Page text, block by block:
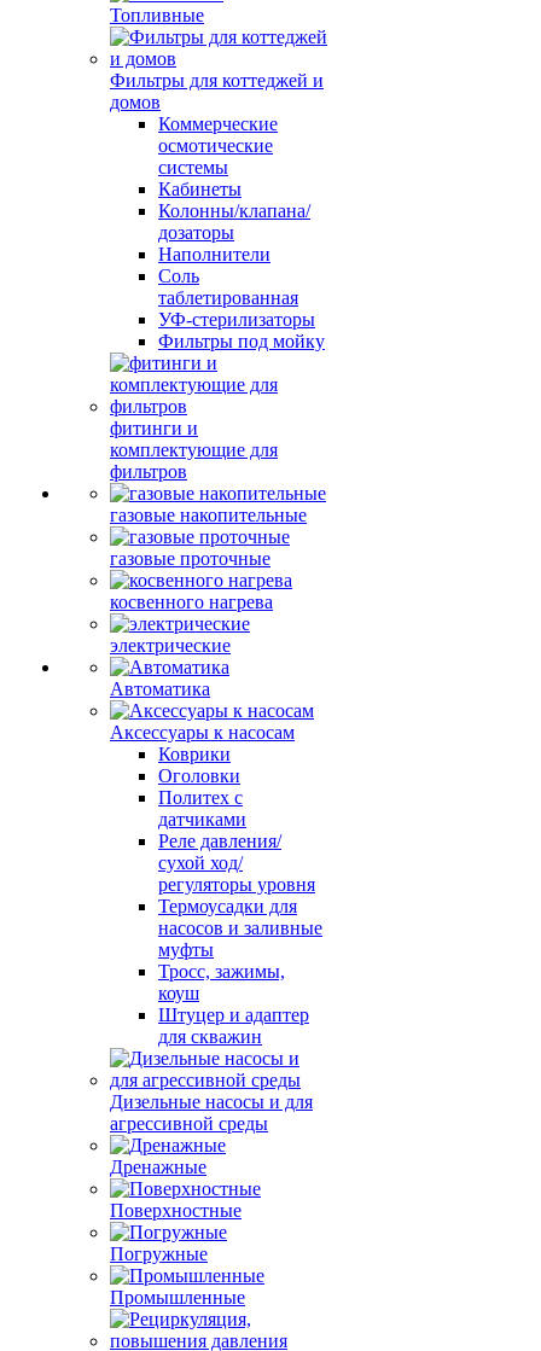
Топливные
Фильтры для коттеджей и
домов
Коммерческие
осмотические
системы
Кабинеты
Колонны/клапана/
дозаторы
Наполнители
Соль
таблетированная
УФ-стерилизаторы
Фильтры под мойку
фитинги и
комплектующие для
фильтров
газовые накопительные
газовые проточные
косвенного нагрева
электрические
Автоматика
Аксессуары к насосам
Коврики
Оголовки
Политех с
датчиками
Реле давления/
сухой ход/
регуляторы уровня
Термоусадки для
насосов и заливные
муфты
Тросс, зажимы,
коуш
Штуцер и адаптер
для скважин
Дизельные насосы и для
агрессивной среды
Дренажные
Поверхностные
Погружные
Промышленные